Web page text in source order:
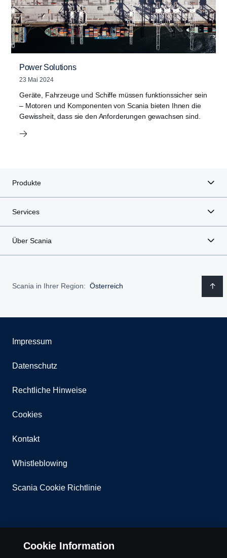
Power Solutions
23 Mai 2024
Geräte, Fahrzeuge und Schiffe müssen funktionssicher sein
– Motoren und Komponenten von Scania bieten Ihnen die
Gewissheit, dass sie den Anforderungen gewachsen sind.
Produkte
Services
Über Scania
Scania in Ihrer Region: Österreich
Impressum
Datenschutz
Rechtliche Hinweise
Cookies
Kontakt
Whistleblowing
Scania Cookie Richtlinie
Cookie Information